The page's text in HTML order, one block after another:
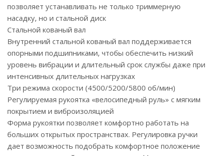
позволяет устанавливать не только триммерную
насадку, но и стальной диск
Стальной кованый вал
Внутренний стальной кованый вал поддерживается
опорными подшипниками, чтобы обеспечить низкий
уровень вибрации и длительный срок службы даже при
интенсивных длительных нагрузках
Три режима скорости (4500/5200/5800 об/мин)
Регулируемая рукоятка «велосипедный руль» с мягким
покрытием и виброизоляцией
Форма рукоятки позволяет комфортно работать на
больших открытых пространствах. Регулировка ручки
дает возможность подобрать комфортное положение